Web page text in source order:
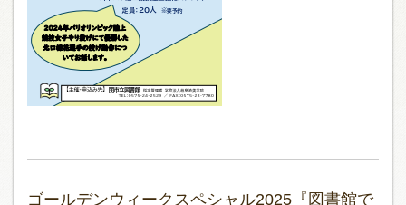
ゴールデンウィークスペシャル2025『図書館で